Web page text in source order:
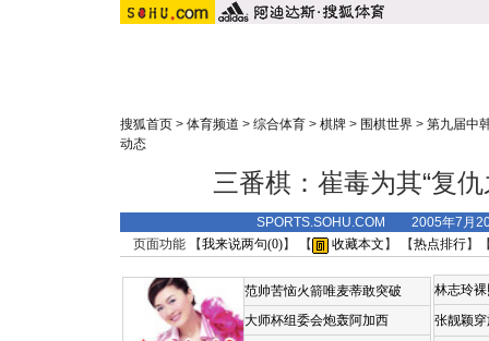
搜狐首页 > 体育频道 > 综合体育 > 棋牌 > 围棋世界 > 第九届中
动态
三番棋：崔毒为其“复
SPORTS.SOHU.COM 2005年7月
页面功能 【我来说两句(0)】 【 收藏本文 】 【热点排行】
范帅苦恼火箭唯麦蒂敢突破
大师杯组委会炮轰阿加西
林志玲
张靓颖